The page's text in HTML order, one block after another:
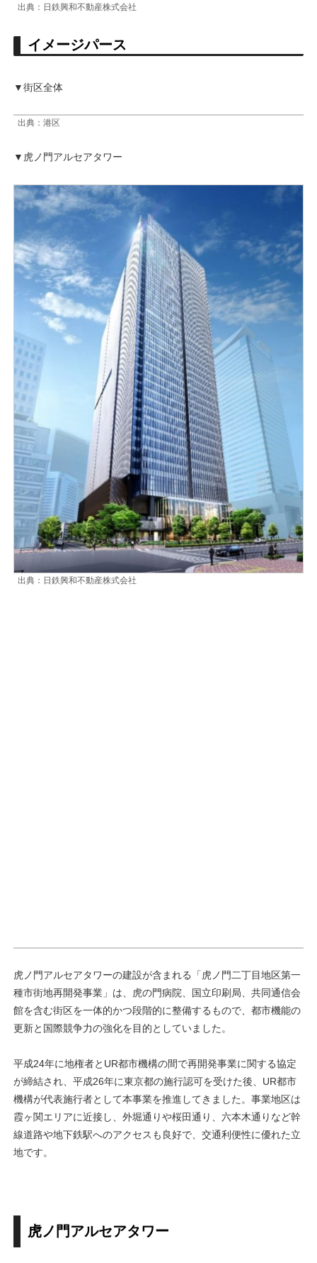
出典：日鉄興和不動産株式会社
イメージパース
▼街区全体
出典：港区
▼虎ノ門アルセアタワー
出典：日鉄興和不動産株式会社
虎ノ門アルセアタワーの建設が含まれる「虎ノ門二丁目地区第一
種市街地再開発事業」は、虎の門病院、国立印刷局、共同通信会
館を含む街区を一体的かつ段階的に整備するもので、都市機能の
更新と国際競争力の強化を目的としていました。
平成24年に地権者とUR都市機構の間で再開発事業に関する協定
が締結され、平成26年に東京都の施行認可を受けた後、UR都市
機構が代表施行者として本事業を推進してきました。事業地区は
霞ヶ関エリアに近接し、外堀通りや桜田通り、六本木通りなど幹
線道路や地下鉄駅へのアクセスも良好で、交通利便性に優れた立
地です。
虎ノ門アルセアタワー